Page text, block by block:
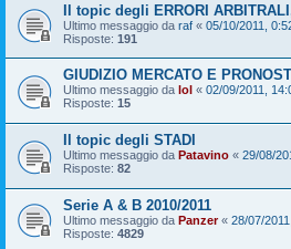
Il topic degli ERRORI
Ultimo messaggio da raf « 05/10/2011,
Risposte: 191
GIUDIZIO MERCATO E
Ultimo messaggio da lol « 02/09/2011,
Risposte: 15
Il topic degli STADI
Ultimo messaggio da Patavino « 29/08/
Risposte: 82
Serie A & B 2010/2011
Ultimo messaggio da Panzer« 28/07/
Risposte: 4829